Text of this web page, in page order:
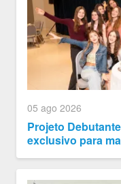
05 ago 2026
Projeto
exclusivo para